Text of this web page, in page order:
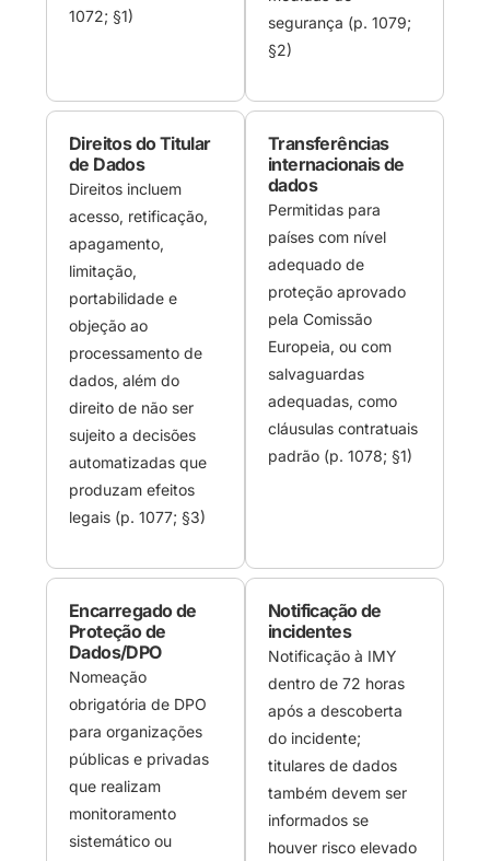
1072; §1)
segurança (p. 1079;
§2)
Direitos do Titular
de Dados
Direitos incluem
acesso, retificação,
apagamento,
limitação,
portabilidade e
objeção ao
processamento de
dados, além do
direito de não ser
sujeito a decisões
automatizadas que
produzam efeitos
legais (p. 1077; §3)
Transferências
internacionais de
dados
Permitidas para
países com nível
adequado de
proteção aprovado
pela Comissão
Europeia, ou com
salvaguardas
adequadas, como
cláusulas contratuais
padrão (p. 1078; §1)
Encarregado de
Proteção de
Dados/DPO
Nomeação
obrigatória de DPO
para organizações
públicas e privadas
que realizam
monitoramento
sistemático ou
Notificação de
incidentes
Notificação à IMY
dentro de 72 horas
após a descoberta
do incidente;
titulares de dados
também devem ser
informados se
houver risco elevado